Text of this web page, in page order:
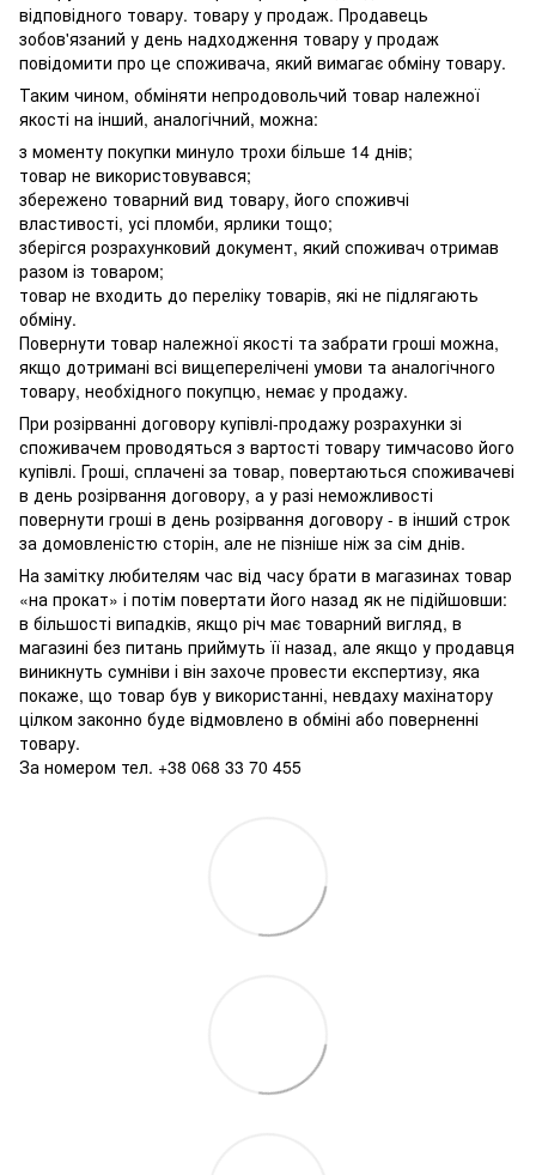
відповідного товару. товару у продаж. Продавець
зобов'язаний у день надходження товару у продаж
повідомити про це споживача, який вимагає обміну товару.
Таким чином, обміняти непродовольчий товар належної
якості на інший, аналогічний, можна:
з моменту покупки минуло трохи більше 14 днів;
товар не використовувався;
збережено товарний вид товару, його споживчі
властивості, усі пломби, ярлики тощо;
зберігся розрахунковий документ, який споживач отримав
разом із товаром;
товар не входить до переліку товарів, які не підлягають
обміну.
Повернути товар належної якості та забрати гроші можна,
якщо дотримані всі вищеперелічені умови та аналогічного
товару, необхідного покупцю, немає у продажу.
При розірванні договору купівлі-продажу розрахунки зі
споживачем проводяться з вартості товару тимчасово його
купівлі. Гроші, сплачені за товар, повертаються споживачеві
в день розірвання договору, а у разі неможливості
повернути гроші в день розірвання договору - в інший строк
за домовленістю сторін, але не пізніше ніж за сім днів.
На замітку любителям час від часу брати в магазинах товар
«на прокат» і потім повертати його назад як не підійшовши:
в більшості випадків, якщо річ має товарний вигляд, в
магазині без питань приймуть її назад, але якщо у продавця
виникнуть сумніви і він захоче провести експертизу, яка
покаже, що товар був у використанні, невдаху махінатору
цілком законно буде відмовлено в обміні або поверненні
товару.
За номером тел. +38 068 33 70 455